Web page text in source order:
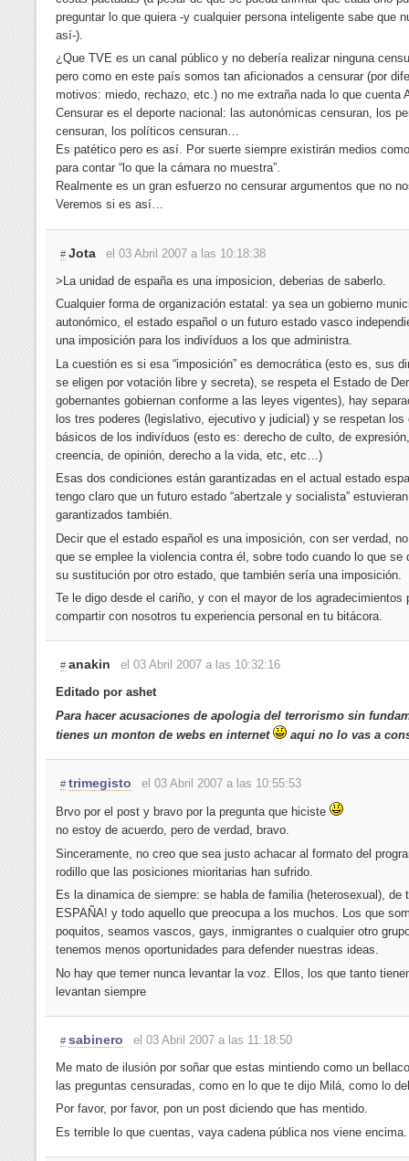
preguntar lo que quiera -y cualquier persona inteligente sabe que
así-).
¿Que TVE es un canal público y no debería realizar ninguna
pero como en este país somos tan aficionados a censurar (por
motivos: miedo, rechazo, etc.) no me extraña nada lo que cuenta
Censurar es el deporte nacional: las autonómicas censuran, los
censuran, los políticos censuran…
Es patético pero es así. Por suerte siempre existirán medios
para contar “lo que la cámara no muestra”.
Realmente es un gran esfuerzo no censurar argumentos que no
Veremos si es así…
# Jota
el 03 Abril 2007 a las 10:18:38
>La unidad de españa es una imposicion, deberias de saberlo.
Cualquier forma de organización estatal: ya sea un gobierno
autonómico, el estado español o un futuro estado vasco
una imposición para los indivíduos a los que administra.
La cuestión es si esa “imposición” es democrática (esto es, sus
se eligen por votación libre y secreta), se respeta el Estado de
gobernantes gobiernan conforme a las leyes vigentes), hay
los tres poderes (legislativo, ejecutivo y judicial) y se respetan los
básicos de los indivíduos (esto es: derecho de culto, de
creencia, de opinión, derecho a la vida, etc, etc…)
Esas dos condiciones están garantizadas en el actual estado
tengo claro que un futuro estado “abertzale y socialista” estuvieran
garantizados también.
Decir que el estado español es una imposición, con ser verdad,
que se emplee la violencia contra él, sobre todo cuando lo que se
su sustitución por otro estado, que también sería una imposición.
Te le digo desde el cariño, y con el mayor de los agradecimientos
compartir con nosotros tu experiencia personal en tu bitácora.
# anakin
el 03 Abril 2007 a las 10:32:16
Editado por ashet
Para hacer acusaciones de apologia del terrorismo sin
tienes un monton de webs en internet
aqui no lo vas a
# trimegisto el 03 Abril 2007 a las 10:55:53
Brvo por el post y bravo por la pregunta que hiciste
no estoy de acuerdo, pero de verdad, bravo.
Sinceramente, no creo que sea justo achacar al formato del
rodillo que las posiciones mioritarias han sufrido.
Es la dinamica de siempre: se habla de familia (heterosexual), de
ESPAÑA! y todo aquello que preocupa a los muchos. Los que
poquitos, seamos vascos, gays, inmigrantes o cualquier otro
tenemos menos oportunidades para defender nuestras ideas.
No hay que temer nunca levantar la voz. Ellos, los que tanto
levantan siempre
# sabinero
el 03 Abril 2007 a las 11:18:50
Me mato de ilusión por soñar que estas mintiendo como un
las preguntas censuradas, como en lo que te dijo Milá, como lo
Por favor, por favor, pon un post diciendo que has mentido.
Es terrible lo que cuentas, vaya cadena pública nos viene encima.